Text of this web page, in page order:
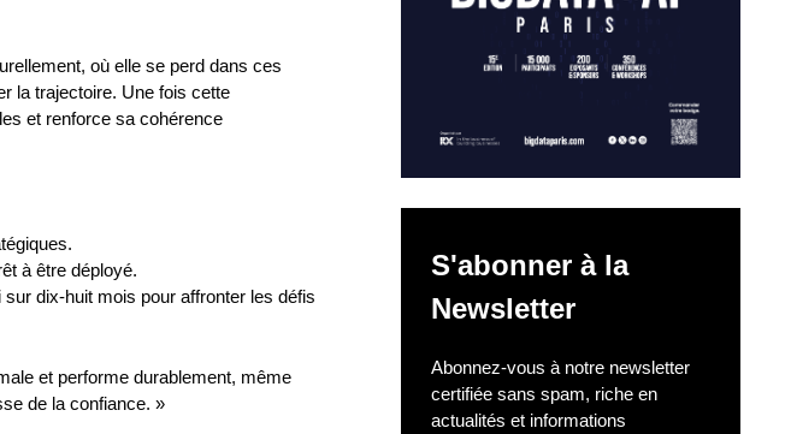
où elle se perd dans ces
la trajectoire. Une fois cette
et renforce sa cohérence
à être déployé.
sur dix-huit mois pour affronter les défis
et performe durablement, même
de la confiance. »
S'abonner à la
Newsletter
Abonnez-vous à notre newsletter
certifiée sans spam, riche en
actualités et informations